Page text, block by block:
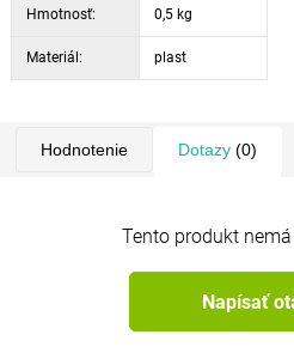
Hmotnosť: 0,5 kg
Materiál: plast
Hodnotenie Dotazy(0)
Tento produkt
Napísať